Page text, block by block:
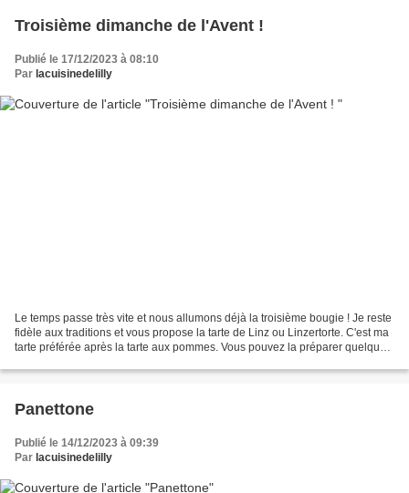
Troisième dimanche de l'Avent !
Publié le 17/12/2023 à 08:10
Par lacuisinedelilly
Le temps passe très vite et nous allumons déjà la troisième bougie ! Je reste
fidèle aux traditions et vous propose la tarte de Linz ou Linzertorte. C'est ma
tarte préférée après la tarte aux pommes. Vous pouvez la préparer quelques
Panettone
Publié le 14/12/2023 à 09:39
Par lacuisinedelilly